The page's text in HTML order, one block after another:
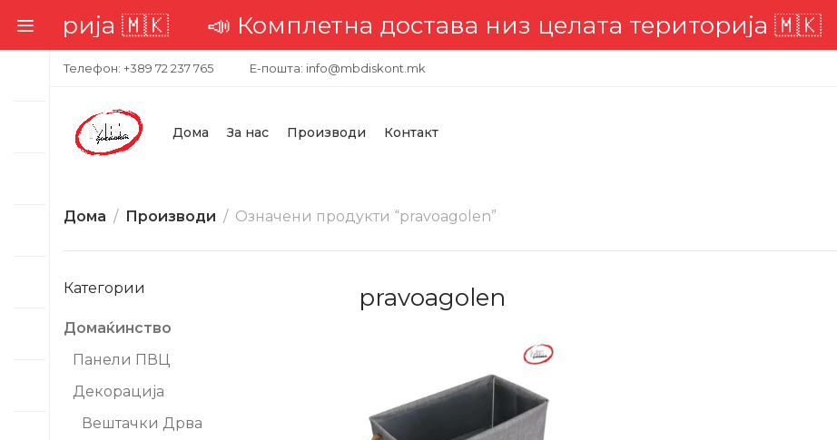
🇲🇰📣 Комплетна достава низ целата територија 🇲🇰
Телефон: +389 72 237 765 Е-пошта: info@mbdiskont.mk
Дома За нас Производи Контакт
Дома Производи Означени продукти “pravoagolen”
Категории
Домаќинство
Панели ПВЦ
Декорација
Вештачки Дрва
pravoagolen